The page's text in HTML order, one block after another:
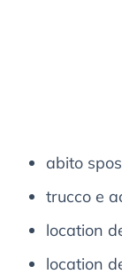
abito
trucco e
location
location